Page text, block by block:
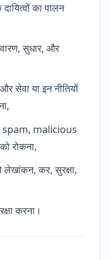
का पालन
सुधार, और
सेवा या इन नीतियों
spam, malicious
रोकना,
लेखांकन, कर, सुरक्षा,
करना।